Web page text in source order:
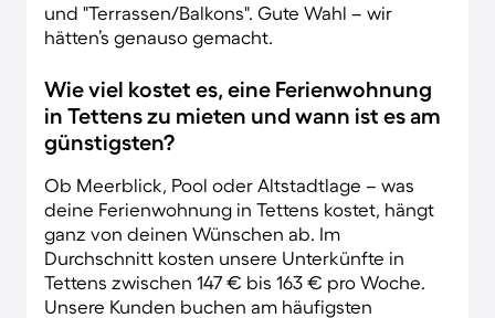
und "Terrassen/Balkons". Gute Wahl – wir
hätten’s genauso gemacht.
Wie viel kostet es, eine Ferienwohnung
in Tettens zu mieten und wann ist es am
günstigsten?
Ob Meerblick, Pool oder Altstadtlage – was
deine Ferienwohnung in Tettens kostet, hängt
ganz von deinen Wünschen ab. Im
Durchschnitt kosten unsere Unterkünfte in
Tettens zwischen 147 € bis 163 € pro Woche.
Unsere Kunden buchen am häufigsten